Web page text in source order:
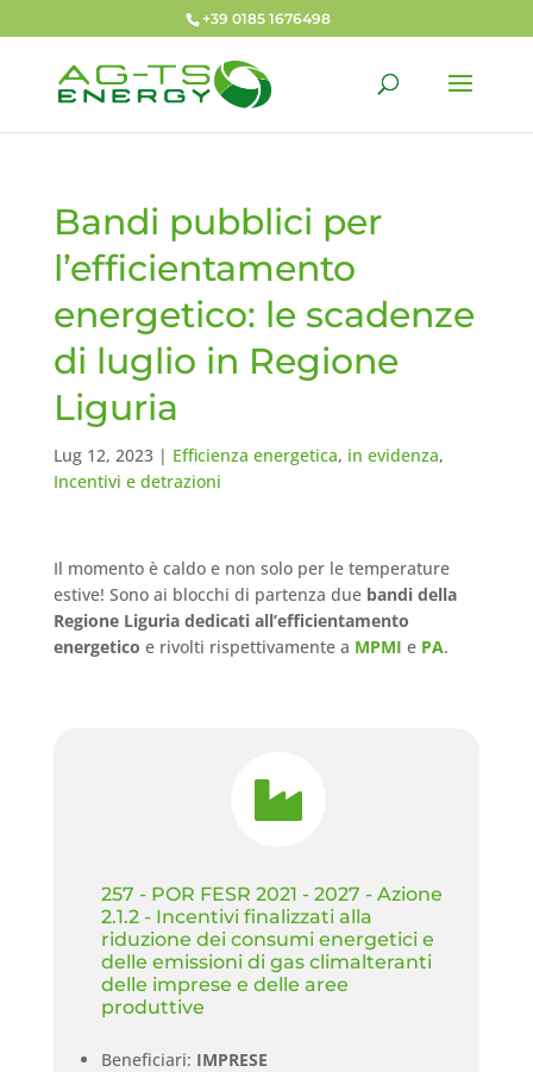
+39 0185 1676498
Bandi pubblici per
l’efficientamento
energetico: le scadenze
di luglio in Regione
Liguria
Lug 12, 2023| Efficienza energetica, in evidenza,
Incentivi e detrazioni
Il momento è caldo e non solo per le temperature
estive! Sono ai blocchi di partenza due bandi della
Regione Liguria dedicati all’efficientamento
energetico e rivolti rispettivamente a MPMI e PA.

257 - POR FESR 2021 - 2027 - Azione
2.1.2 - Incentivi finalizzati alla
riduzione dei consumi energetici e
delle emissioni di gas climalteranti
delle imprese e delle aree
produttive
Beneficiari: IMPRESE